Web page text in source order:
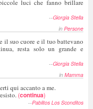
luci che fanno brillare
--Giorgia Stella
in Persone
il suo cuore e il tuo battevano
resta solo un grande e
--Giorgia Stella
in Mamma
qui accanto a me.
(continua)
--Pablitos Los Sconditos